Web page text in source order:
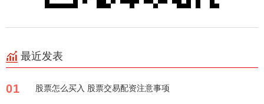
最近发表
01 股票怎么买入 股票交易配资注意事项